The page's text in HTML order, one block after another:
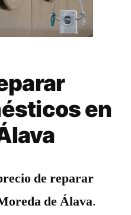
en
de reparar
de Álava.